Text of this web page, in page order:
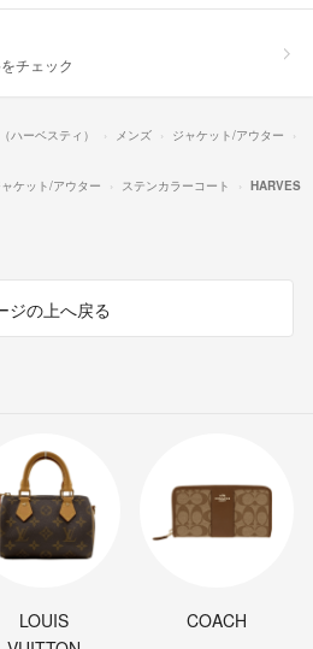
チェック
ハーベスティ） メンズ
ジャケット/アウター
ケット/アウター ステンカラーコート
HARVES
ジの上へ戻る
LOUIS
COACH